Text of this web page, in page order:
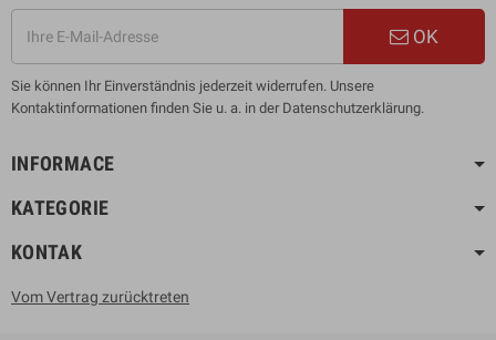
OK
Sie können Ihr Einverständnis jederzeit widerrufen. Unsere
Kontaktinformationen finden Sie u. a. in der Datenschutzerklärung.
INFORMACE
KATEGORIE
KONTAK
Vom Vertrag zurücktreten